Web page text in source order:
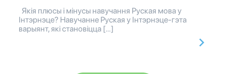
Якія плюсы і мінусы навучання Руская мова у
Інтэрнэце? Навучанне Руская у Інтэрнэце-гэта
варыянт, які становіцца […]